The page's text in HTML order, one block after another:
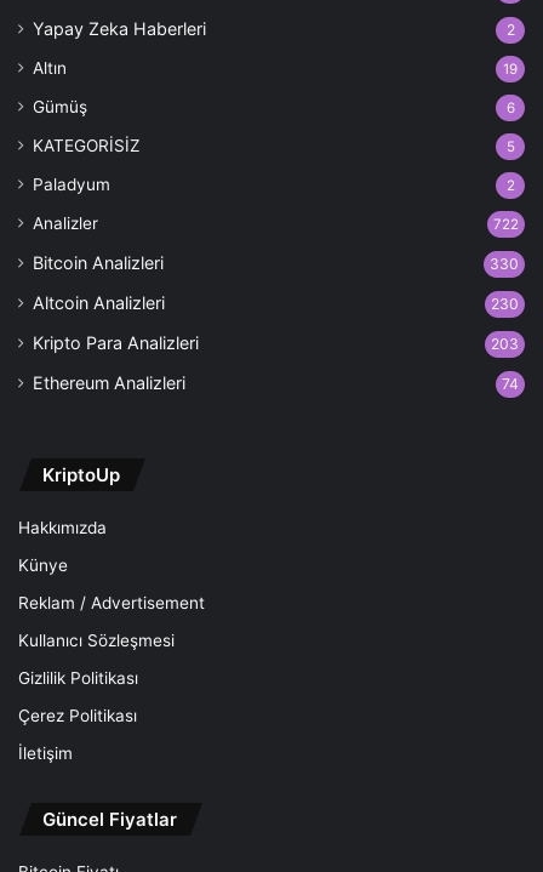
Yapay Zeka Haberleri 2
Altın 19
Gümüş 6
KATEGORİSİZ 5
Paladyum 2
Analizler 722
Bitcoin Analizleri 330
Altcoin Analizleri 230
Kripto Para Analizleri 203
Ethereum Analizleri 74
KriptoUp
Hakkımızda
Künye
Reklam / Advertisement
Kullanıcı Sözleşmesi
Gizlilik Politikası
Çerez Politikası
İletişim
Güncel Fiyatlar